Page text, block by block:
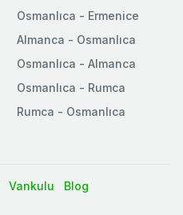
Osmanlıca - Ermenice
Almanca - Osmanlıca
Osmanlıca - Almanca
Osmanlıca - Rumca
Rumca - Osmanlıca
Vankulu Blog